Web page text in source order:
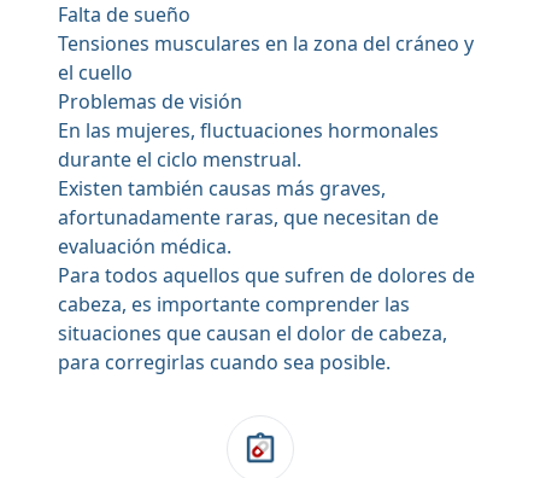
Falta de sueño
Tensiones musculares en la zona del cráneo y
el cuello
Problemas de visión
En las mujeres, fluctuaciones hormonales
durante el ciclo menstrual.
Existen también causas más graves,
afortunadamente raras, que necesitan de
evaluación médica.
Para todos aquellos que sufren de dolores de
cabeza, es importante comprender las
situaciones que causan el dolor de cabeza,
para corregirlas cuando sea posible.